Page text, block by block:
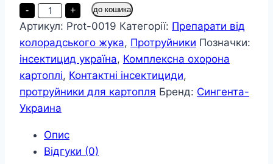
-
Престиж
60
мл
флакон
кількість
+ до кошика
Артикул: Prot-0019 Категорії: Препарати від
колорадського жука, Протруйники Позначки:
інсектицид україна, Комплексна охорона
картоплі, Контактні інсектициди,
протруйники для картопля Бренд: Сингента-
Украина
Опис
Відгуки (0)